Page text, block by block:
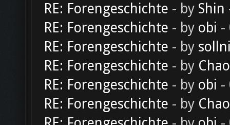
RE: Forengeschichte - by Shin
RE: Forengeschichte - by obi -
RE: Forengeschichte - by
RE: Forengeschichte - by
RE: Forengeschichte - by obi -
RE: Forengeschichte - by